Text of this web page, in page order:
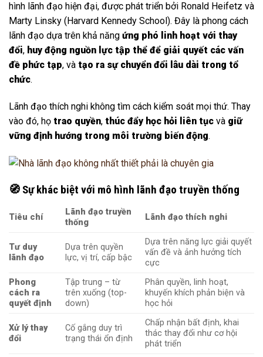
hình lãnh đạo hiện đại, được phát triển bởi Ronald Heifetz và
Marty Linsky (Harvard Kennedy School). Đây là phong cách
lãnh đạo dựa trên khả năng ứng phó linh hoạt với thay
đổi, huy động nguồn lực tập thể để giải quyết các vấn
đề phức tạp, và tạo ra sự chuyển đổi lâu dài trong tổ
chức.
Lãnh đạo thích nghi không tìm cách kiểm soát mọi thứ. Thay
vào đó, họ trao quyền, thúc đẩy học hỏi liên tục và giữ
vững định hướng trong môi trường biến động.
🧭 Sự khác biệt với mô hình lãnh đạo truyền thống
Tiêu chí
Lãnh đạo truyền
thống
Lãnh đạo thích nghi
Tư duy
lãnh đạo
Dựa trên quyền
lực, vị trí, cấp bậc
Dựa trên năng lực giải quyết
vấn đề và ảnh hưởng tích
cực
Phong
cách ra
quyết định
Tập trung – từ
trên xuống (top-
down)
Phân quyền, linh hoạt,
khuyến khích phản biện và
học hỏi
Xử lý thay
đổi
Cố gắng duy trì
trạng thái ổn định
Chấp nhận bất định, khai
thác thay đổi như cơ hội
phát triển